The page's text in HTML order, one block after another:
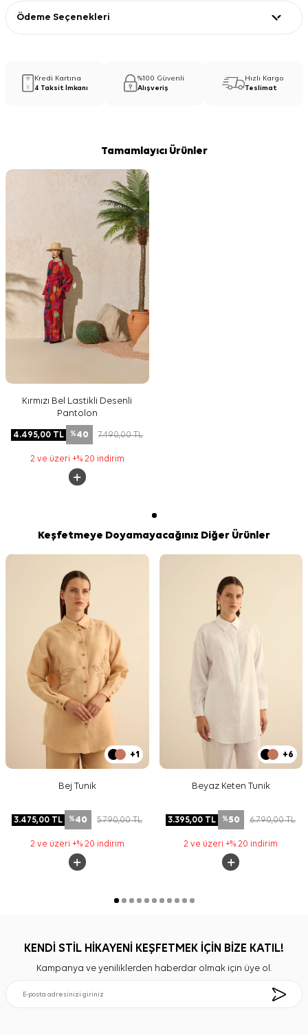
Ödeme Seçenekleri
Kredi Kartına
4 Taksit İmkanı
%100 Güvenli
Alışveriş
Hızlı Kargo
Teslimat
Tamamlayıcı Ürünler
Kırmızı Bel Lastikli Desenli
Pantolon
4.495,00 TL %40 7.490,00TL
2 ve üzeri +% 20 indirim
Keşfetmeye Doyamayacağınız Diğer Ürünler
+1
Bej Tunik
3.475,00 TL %40 5.790,00TL
2 ve üzeri +% 20 indirim
+6
Beyaz Keten Tunik
3.395,00 TL %50 6.790,00TL
2 ve üzeri +% 20 indirim
KENDİ STİL HİKAYENİ KEŞFETMEK İÇİN BİZE KATIL!
Kampanya ve yeniliklerden haberdar olmak için üye ol.